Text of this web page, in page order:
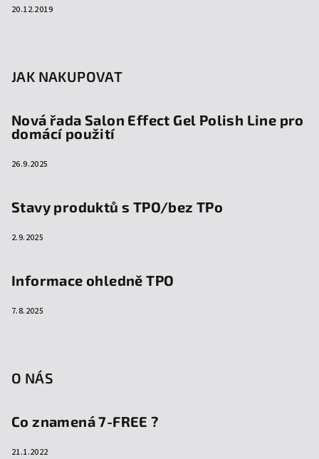
20.12.2019
JAK NAKUPOVAT
Nová řada Salon Effect Gel Polish Line pro
domácí použití
26.9.2025
Stavy produktů s TPO/bez TPo
2.9.2025
Informace ohledně TPO
7.8.2025
O NÁS
Co znamená 7-FREE ?
21.1.2022